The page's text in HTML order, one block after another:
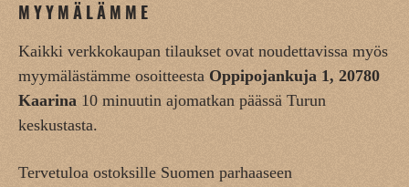
MYYMÄLÄMME
Kaikki verkkokaupan tilaukset ovat noudettavissa myös
myymälästämme osoitteesta Oppipojankuja 1, 20780
Kaarina 10 minuutin ajomatkan päässä Turun
keskustasta.
Tervetuloa ostoksille Suomen parhaaseen